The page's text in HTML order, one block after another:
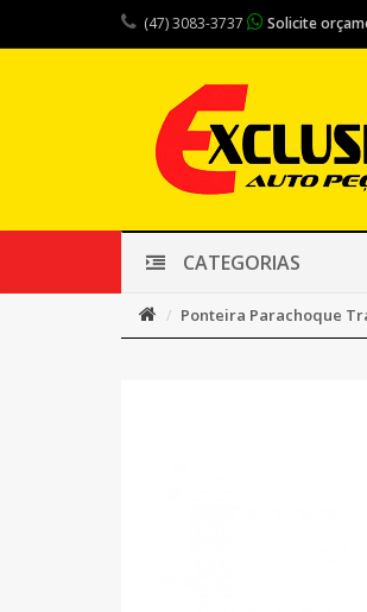
(47) 3083-3737 Solicite
CATEGORIAS
Ponteira Parachoque